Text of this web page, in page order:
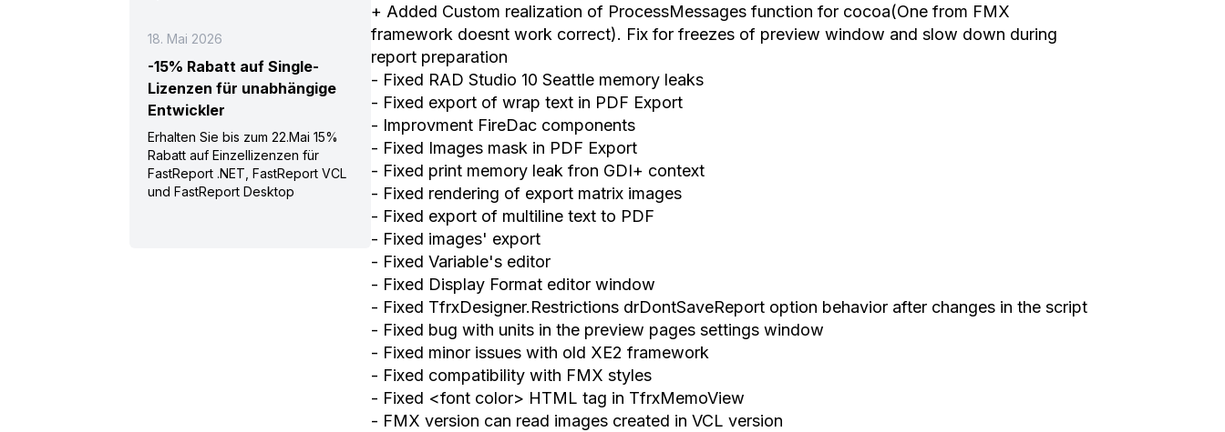
+ Added Custom realization of ProcessMessages function for cocoa(One from FMX
framework doesnt work correct). Fix for freezes of preview window and slow down during
report preparation
- Fixed RAD Studio 10 Seattle memory leaks
- Fixed export of wrap text in PDF Export
- Improvment FireDac components
- Fixed Images mask in PDF Export
- Fixed print memory leak fron GDI+ context
- Fixed rendering of export matrix images
- Fixed export of multiline text to PDF
- Fixed images' export
- Fixed Variable's editor
- Fixed Display Format editor window
- Fixed TfrxDesigner.Restrictions drDontSaveReport option behavior after changes in the script
- Fixed bug with units in the preview pages settings window
- Fixed minor issues with old XE2 framework
- Fixed compatibility with FMX styles
- Fixed <font color> HTML tag in TfrxMemoView
- FMX version can read images created in VCL version
18. Mai 2026
-15% Rabatt auf Single-
Lizenzen für unabhängige
Entwickler
Erhalten Sie bis zum 22.Mai 15%
Rabatt auf Einzellizenzen für
FastReport .NET, FastReport VCL
und FastReport Desktop